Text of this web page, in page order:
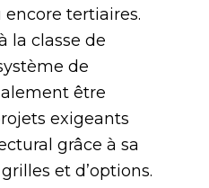
tertiaires.
la classe de
de
être
exigeants
grâce à sa
et d’options.